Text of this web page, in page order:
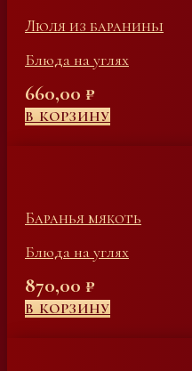
Люля из баранины
Блюда на углях
660,00 ₽
В КОРЗИНУ
Баранья мякоть
Блюда на углях
870,00 ₽
В КОРЗИНУ